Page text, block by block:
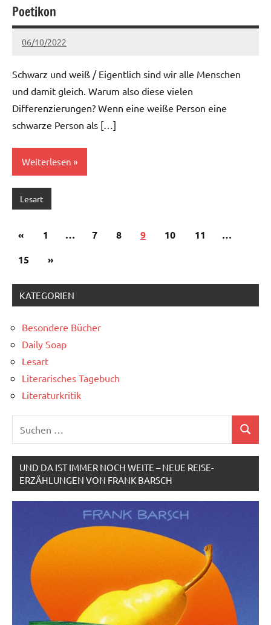
Poetikon
06/10/2022
Ria
2 Kommentare
Schwarz und weiß / Eigentlich sind wir alle Menschen
und damit gleich. Warum also diese vielen
Differenzierungen? Wenn eine weiße Person eine
schwarze Person als […]
Weiterlesen
Lesart
Seitennummerierung
der
«Vorherige
1 … 7 8 9 10 11
…
15
Nächste
»
KATEGORIEN
Besondere Bücher
Daily Soap
Lesart
Literarisches Tagebuch
Literaturkritik
Suchen
UND DA IST IMMER NOCH WEITE – NEUE REISE-
ERZÄHLUNGEN VON FRANK BARSCH